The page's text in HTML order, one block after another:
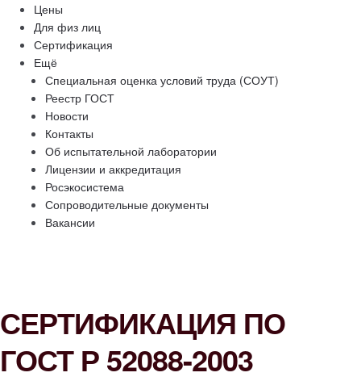
Цены
Для физ лиц
Сертификация
Ещё
Специальная оценка условий труда (СОУТ)
Реестр ГОСТ
Новости
Контакты
Об испытательной лаборатории
Лицензии и аккредитация
Росэкосистема
Сопроводительные документы
Вакансии
СЕРТИФИКАЦИЯ ПО
ГОСТ Р 52088-2003